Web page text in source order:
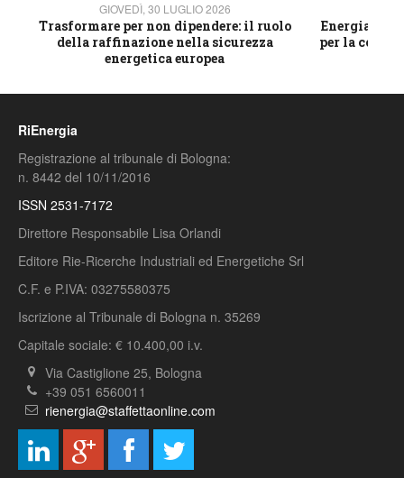
GIOVEDÌ, 30 LUGLIO 2026
Trasformare per non dipendere: il ruolo
della raffinazione nella sicurezza
energetica europea
Energia e
per la
RiEnergia
Registrazione al tribunale di Bologna:
n. 8442 del 10/11/2016
ISSN 2531-7172
Direttore Responsabile Lisa Orlandi
Editore Rie-Ricerche Industriali ed Energetiche Srl
C.F. e P.IVA: 03275580375
Iscrizione al Tribunale di Bologna n. 35269
Capitale sociale: € 10.400,00 i.v.
Via Castiglione 25, Bologna
+39 051 6560011
rienergia@staffettaonline.com